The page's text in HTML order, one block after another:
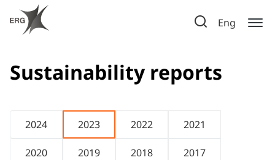
Eng
Sustainability reports
2024 2023 2022 2021
2020 2019 2018 2017